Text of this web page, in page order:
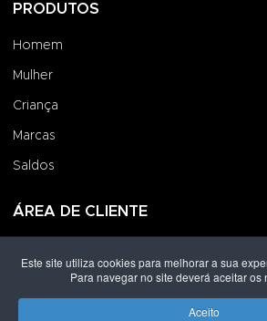
PRODUTOS
Homem
Mulher
Criança
Marcas
Saldos
ÁREA DE CLIENTE
Criar uma Conta
Este site utiliza cookies para melhorar a sua
Para navegar no site deverá aceitar os
Aceito